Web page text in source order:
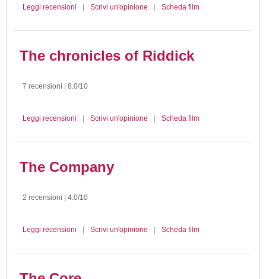
Leggi recensioni Scrivi un'opinione Scheda film
The chronicles of Riddick
7 recensioni | 8.0/10
Leggi recensioni Scrivi un'opinione Scheda film
The Company
2 recensioni | 4.0/10
Leggi recensioni Scrivi un'opinione Scheda film